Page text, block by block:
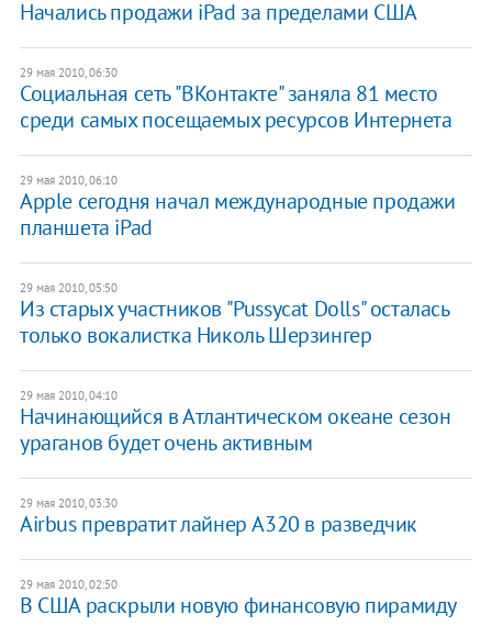
Начались продажи iPad за пределами США
29 мая 2010, 06:30
Социальная сеть "ВКонтакте" заняла 81 место
среди самых посещаемых ресурсов Интернета
29 мая 2010, 06:10
Apple сегодня начал международные продажи
планшета iPad
29 мая 2010, 05:50
Из старых участников "Pussycat Dolls" осталась
только вокалистка Николь Шерзингер
29 мая 2010, 04:10
Начинающийся в Атлантическом океане сезон
ураганов будет очень активным
29 мая 2010, 03:30
Airbus превратит лайнер A320 в разведчик
29 мая 2010, 02:50
В США раскрыли новую финансовую пирамиду